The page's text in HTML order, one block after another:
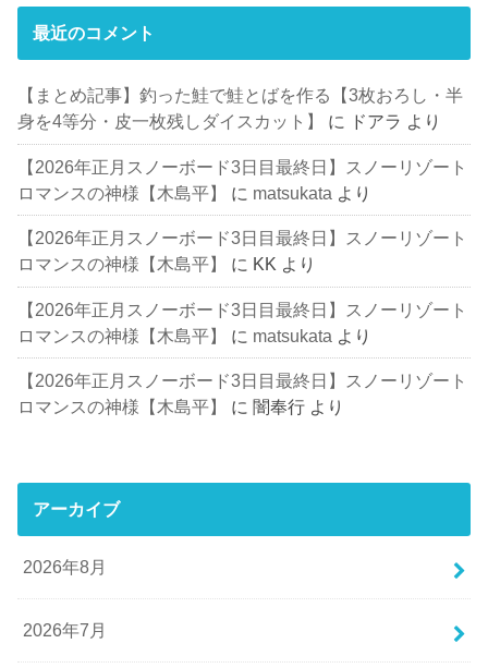
最近のコメント
【まとめ記事】釣った鮭で鮭とばを作る【3枚おろし・半
身を4等分・皮一枚残しダイスカット】
に ドアラ より
【2026年正月スノーボード3日目最終日】スノーリゾート
ロマンスの神様【木島平】
に matsukata より
【2026年正月スノーボード3日目最終日】スノーリゾート
ロマンスの神様【木島平】
に KK より
【2026年正月スノーボード3日目最終日】スノーリゾート
ロマンスの神様【木島平】
に matsukata より
【2026年正月スノーボード3日目最終日】スノーリゾート
ロマンスの神様【木島平】
に闇奉行 より
アーカイブ
2026年8月
2026年7月